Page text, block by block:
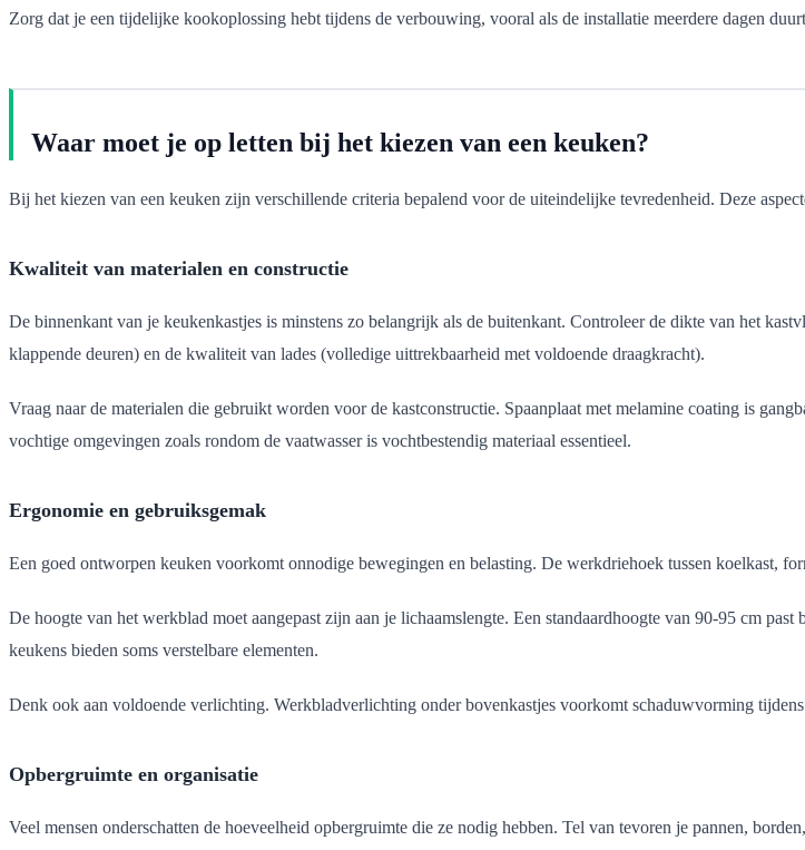
Zorg dat je een tijdelijke kookoplossing hebt tijdens de verbouwing, vooral als de installatie meerdere dagen
Waar moet je op letten bij het kiezen van een keuken?
Bij het kiezen van een keuken zijn verschillende criteria bepalend voor de uiteindelijke tevredenheid. Deze
Kwaliteit van materialen en constructie
De binnenkant van je keukenkastjes is minstens zo belangrijk als de buitenkant. Controleer de dikte van het
klappende deuren) en de kwaliteit van lades (volledige uittrekbaarheid met voldoende draagkracht).
Vraag naar de materialen die gebruikt worden voor de kastconstructie. Spaanplaat met melamine coating is
vochtige omgevingen zoals rondom de vaatwasser is vochtbestendig materiaal essentieel.
Ergonomie en gebruiksgemak
Een goed ontworpen keuken voorkomt onnodige bewegingen en belasting. De werkdriehoek tussen koelkast,
De hoogte van het werkblad moet aangepast zijn aan je lichaamslengte. Een standaardhoogte van 90-95 cm
keukens bieden soms verstelbare elementen.
Denk ook aan voldoende verlichting. Werkbladverlichting onder bovenkastjes voorkomt schaduwvorming
Opbergruimte en organisatie
Veel mensen onderschatten de hoeveelheid opbergruimte die ze nodig hebben. Tel van tevoren je pannen,